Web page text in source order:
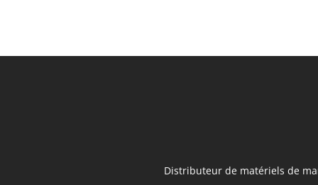
Distributeur de matériels de